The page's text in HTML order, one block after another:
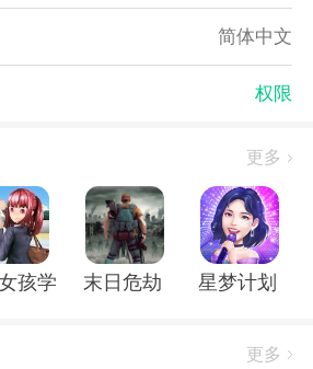
游戏，你需要驾驶自己的车来躲
分
不错，有着众多的赛道可以让你去
简体中文
权限
更多
套补丁破解版
孩学校 末日危劫 星梦计划
更多